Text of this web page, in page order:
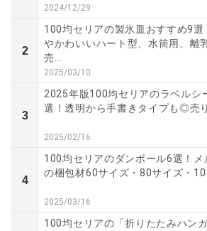
2024/12/29
2
100均セリアの製氷皿おすすめ9選
やかわいいハート型、水筒用、離
売...
2025/03/10
3
2025年版100均セリアのラベルシ
選！透明から手書きタイプも◎売
2025/02/16
4
100均セリアのダンボール6選！メ
の梱包材60サイズ・80サイズ・
2025/03/16
100均セリアの「折りたたみハン